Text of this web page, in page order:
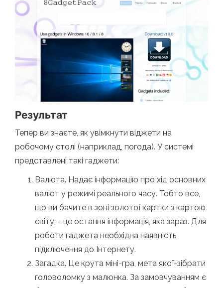
Результат
Тепер ви знаєте, як увімкнути віджети на
робочому столі (наприклад, погода). У системі
представлені такі гаджети:
Валюта. Надає інформацію про хід основних
валют у режимі реального часу. Тобто все,
що ви бачите в зоні золотої картки з картою
світу, - це остання інформація, яка зараз. Для
роботи гаджета необхідна наявність
підключення до Інтернету.
Загадка. Це крута міні-гра, мета якої-зібрати
головоломку з малюнка. За замовчуванням є